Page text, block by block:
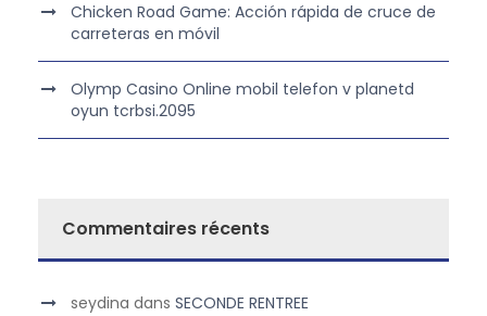
Chicken Road Game: Acción rápida de cruce de
carreteras en móvil
Olymp Casino Online mobil telefon v planetd
oyun tcrbsi.2095
Commentaires récents
seydina dans SECONDE RENTREE